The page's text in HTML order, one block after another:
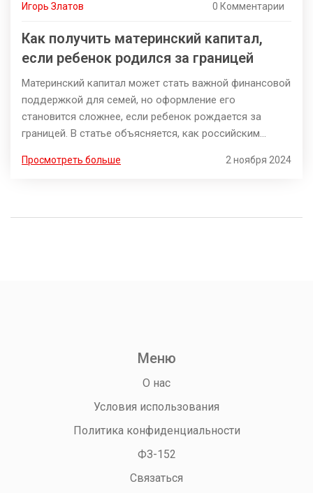
Игорь Златов 0 Комментарии
Как получить материнский капитал,
если ребенок родился за границей
Материнский капитал может стать важной финансовой
поддержкой для семей, но оформление его
становится сложнее, если ребенок рождается за
границей. В статье объясняется, как российским
поддержки, какие документы необходимо собрать и
их решения. Статья поможет семьям, проживающим за
Просмотреть больше 2 ноября 2024
Меню
О нас
Условия использования
Политика конфиденциальности
ФЗ-152
Связаться